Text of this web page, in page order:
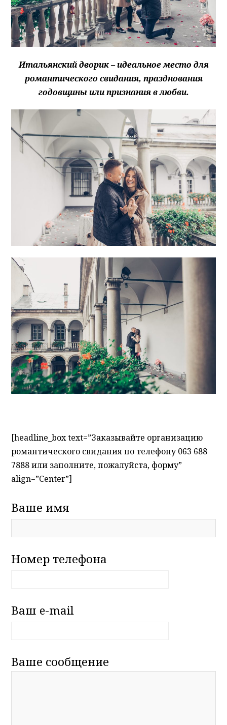
Итальянский дворик – идеальное место для
романтического свидания, празднования
годовщины или признания в любви.
[headline_box text=”Заказывайте организацию
романтического свидания по телефону 063 688
7888 или заполните, пожалуйста, форму”
align=”Center”]
Ваше имя
Номер телефона
Ваш e-mail
Ваше сообщение